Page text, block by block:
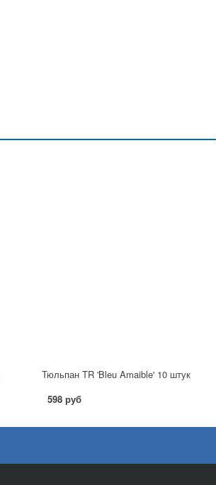
Тюльпан TR 'Bleu Amaible' 10 штук
598 руб